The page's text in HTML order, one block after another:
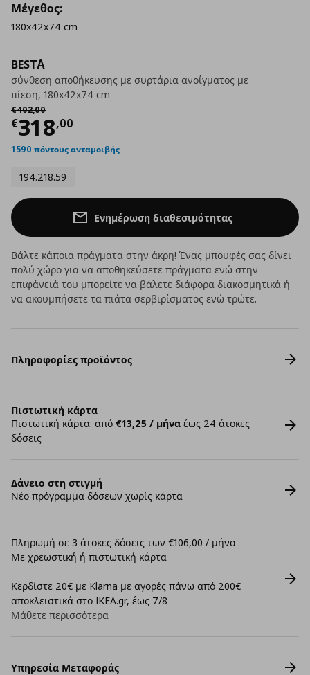
BESTÅ
σύνθεση αποθήκευσης με συρτάρια ανοίγματος με
πίεση, 180x42x74 cm
€402,00
Αρχική τιμή
€318,00
Τρέχουσα τιμή
1590 πόντους ανταμοιβής
194.218.59
Μέγεθος:
180x42x74 cm
Ενημέρωση διαθεσιμότητας
Βάλτε κάποια πράγματα στην άκρη! Ένας μπουφές σας δίνει
πολύ χώρο για να αποθηκεύσετε πράγματα ενώ στην
επιφάνειά του μπορείτε να βάλετε διάφορα διακοσμητικά ή
να ακουμπήσετε τα πιάτα σερβιρίσματος ενώ τρώτε.
Πληροφορίες προϊόντος
Πιστωτική κάρτα
Πιστωτική κάρτα: από €13,25 / μήνα έως 24 άτοκες
δόσεις
Δάνειο στη στιγμή
Νέο πρόγραμμα δόσεων χωρίς κάρτα
Πληρωμή σε 3 άτοκες δόσεις των €106,00 / μήνα
Με χρεωστική ή πιστωτική κάρτα
Κερδίστε 20€ με Klarna με αγορές πάνω από 200€
αποκλειστικά στο IKEA.gr, έως 7/8
Μάθετε περισσότερα
Υπηρεσία Μεταφοράς